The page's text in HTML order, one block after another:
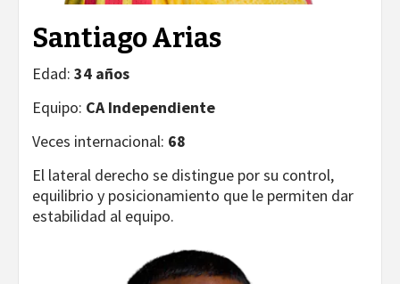
Santiago Arias
Edad: 34 años
Equipo: CA Independiente
Veces internacional: 68
El lateral derecho se distingue por su control,
equilibrio y posicionamiento que le permiten dar
estabilidad al equipo.